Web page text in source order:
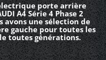
porte arrière
A4 Série 4 Phase 2
avons une sélection de
gauche pour toutes les
toutes générations.